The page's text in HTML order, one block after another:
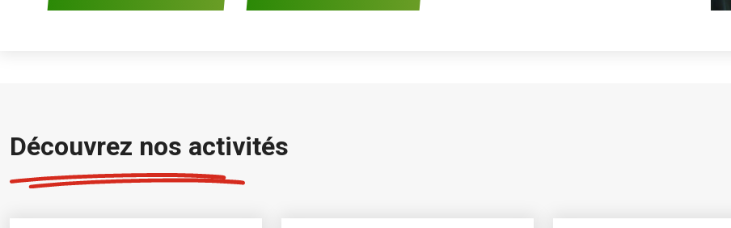
Découvrez nos activités